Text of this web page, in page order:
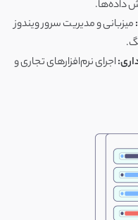
میزبانی و مدیریت سرور ویندوز
اجرای نرم‌افزارهای تجاری و